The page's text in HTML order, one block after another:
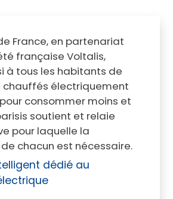
France, en partenariat
française Voltalis,
à tous les habitants de
chauffés électriquement
consommer moins et
soutient et relaie
pour laquelle la
chacun est nécessaire.
dédié au